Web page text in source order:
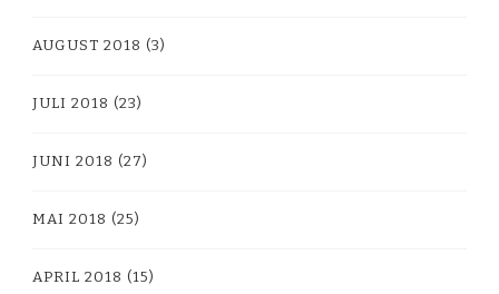
AUGUST 2018 (3)
JULI 2018 (23)
JUNI 2018 (27)
MAI 2018 (25)
APRIL 2018 (15)